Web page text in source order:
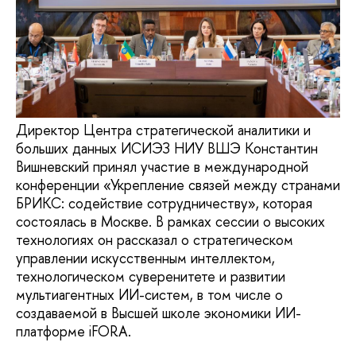
Директор Центра стратегической аналитики и
больших данных ИСИЭЗ НИУ ВШЭ Константин
Вишневский принял участие в международной
конференции «Укрепление связей между странами
БРИКС: содействие сотрудничеству», которая
состоялась в Москве. В рамках сессии о высоких
технологиях он рассказал о стратегическом
управлении искусственным интеллектом,
технологическом суверенитете и развитии
мультиагентных ИИ-систем, в том числе о
создаваемой в Высшей школе экономики ИИ-
платформе iFORA.